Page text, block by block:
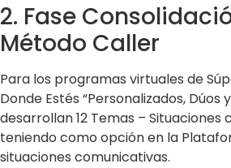
2. Fase
Método Caller
Para los programas virtuales de
Donde Estés “Personalizados, Dúos
desarrollan 12 Temas – Situaciones
teniendo como opción en la
situaciones comunicativas.